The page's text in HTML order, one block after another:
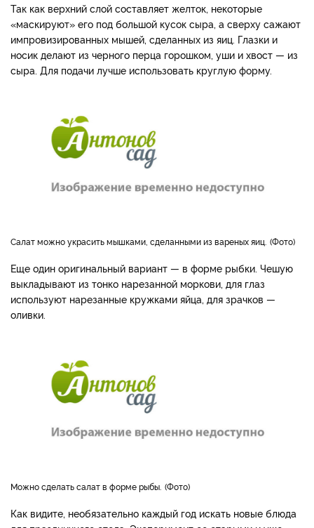
Так как верхний слой составляет желток, некоторые
«маскируют» его под большой кусок сыра, а сверху сажают
импровизированных мышей, сделанных из яиц. Глазки и
носик делают из черного перца горошком, уши и хвост — из
сыра. Для подачи лучше использовать круглую форму.
Салат можно украсить мышками, сделанными из вареных яиц. Фото
Еще один оригинальный вариант — в форме рыбки. Чешую
выкладывают из тонко нарезанной моркови, для глаз
используют нарезанные кружками яйца, для зрачков —
оливки.
Можно сделать салат в форме рыбы. Фото
Как видите, необязательно каждый год искать новые блюда